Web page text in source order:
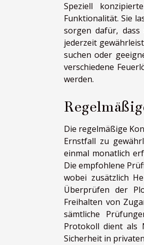
Speziell
Funktionalität. Sie
sorgen dafür,
jederzeit
suchen oder
verschiedene
werden.
Die regelmäßige
Ernstfall zu
einmal monatlich
Die empfohlene
wobei zusätzlich
Überprüfen der
Freihalten von
sämtliche
Protokoll dient als
Sicherheit in